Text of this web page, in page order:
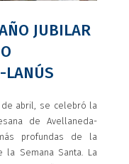
JUBILAR
LANÚS
de abril, se celebró la
de Avellaneda-
profundas de la
Semana Santa. La